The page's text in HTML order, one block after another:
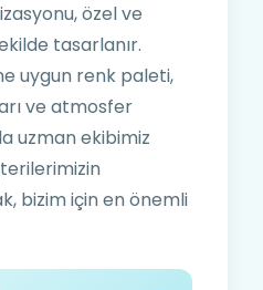
özel ve
tasarlanır.
uygun renk paleti,
ve atmosfer
uzman ekibimiz
bizim için en önemli